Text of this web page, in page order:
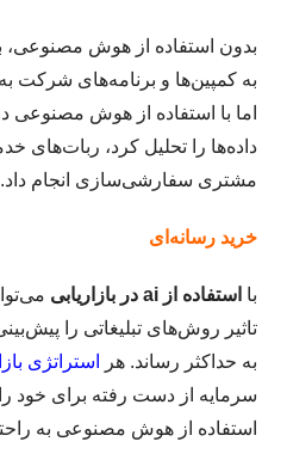
بدون استفاده از هوش مصنوعی،
به کمپین‌ها و برنامه‌های شرکت
اما با استفاده از هوش مصنوعی
داده‌ها را تحلیل کرد،
مشتری سفارشی‌سازی انجام داد.
خرید رسانه‌ای
با استفاده از ai در بازاریابی
تاثیر روش‌های تبلیغاتی را
به حداکثر رساند. هر
استراتژی
سرمایه از دست رفته برای خود
استفاده از هوش مصنوعی به